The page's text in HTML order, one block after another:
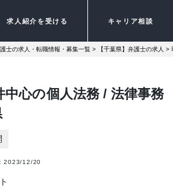
求人紹介を受ける キャリア相談
士の求人・転職情報・募集一覧 > 【千葉県】弁護士の求人 >
中心の個人法務 / 法律事務
2023/12/20